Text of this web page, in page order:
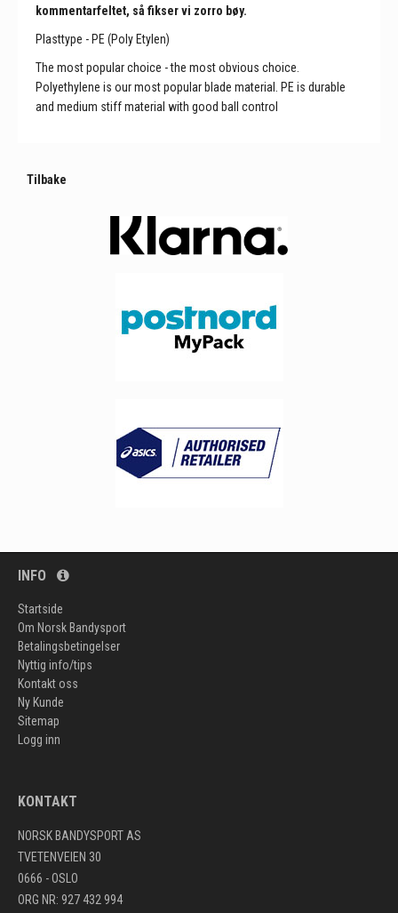
kommentarfeltet, så fikser vi zorro bøy.
Plasttype - PE (Poly Etylen)
The most popular choice - the most obvious choice.
Polyethylene is our most popular blade material. PE is durable
and medium stiff material with good ball control
Tilbake
INFO
Startside
Om Norsk Bandysport
Betalingsbetingelser
Nyttig info/tips
Kontakt oss
Ny Kunde
Sitemap
Logg inn
KONTAKT
NORSK BANDYSPORT AS
TVETENVEIEN 30
0666 - OSLO
ORG NR: 927 432 994